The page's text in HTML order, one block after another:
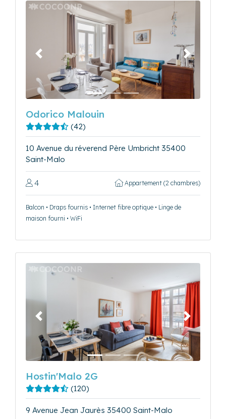
Précédent Suivant
Odorico Malouin
(42)
10 Avenue du réverend Père Umbricht 35400
Saint-Malo
4 Appartement (2 chambres)
Balcon • Draps fournis • Internet fibre optique • Linge de
maison fourni • WiFi
Précédent Suivant
Hostin'Malo 2G
(120)
9 Avenue Jean Jaurès 35400 Saint-Malo